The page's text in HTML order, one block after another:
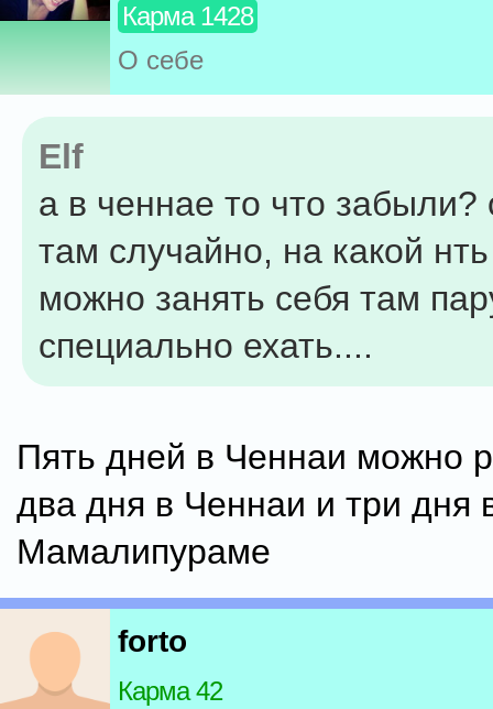
Карма 1428
О себе
Elf
а в ченнае то что забыли?
там случайно, на какой
можно занять себя там
специально ехать....
Пять дней в Ченнаи можно
два дня в Ченнаи и три дня
Мамалипураме
forto
Карма 42